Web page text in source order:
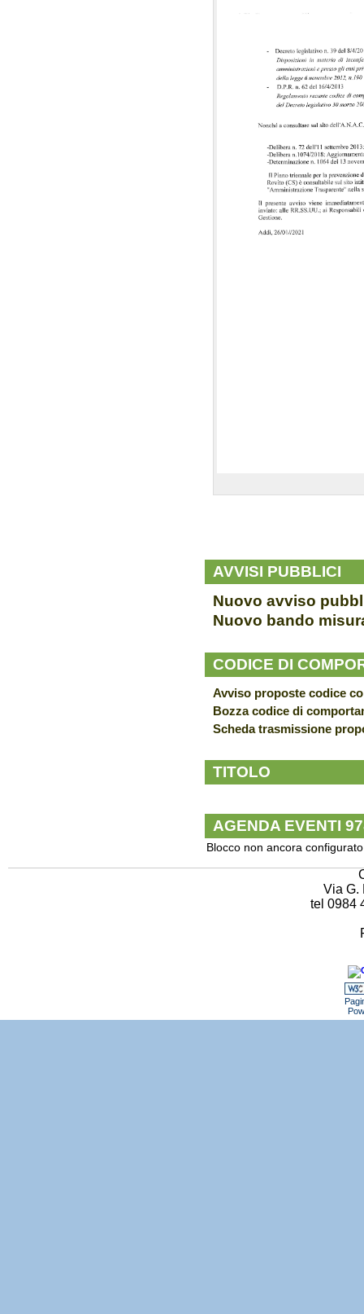
AVVISI PUBBLICI
Nuovo avviso
Nuovo bando
CODICE DI
Avviso proposte codice
Bozza codice di
Scheda trasmissione
TITOLO
AGENDA EVENTI
Blocco non ancora
Via G.
tel 0984